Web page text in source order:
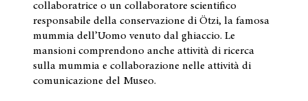
collaboratrice o un collaboratore scientifico
responsabile della conservazione di Ötzi, la famosa
mummia dell’Uomo venuto dal ghiaccio. Le
mansioni comprendono anche attività di ricerca
sulla mummia e collaborazione nelle attività di
comunicazione del Museo.